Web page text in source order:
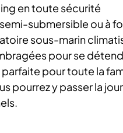
en toute sécurité
submersible ou à
sous-marin
pour se
pour toute la
pourrez y passer la